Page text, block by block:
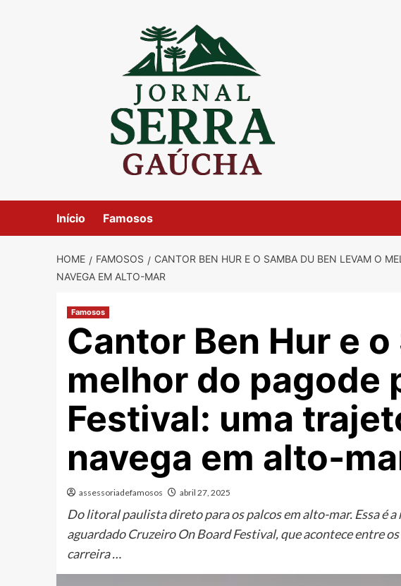
Início Famosos
HOME FAMOSOS
CANTOR BEN HUR E O SAMBA DU BEN LEVAM O
NAVEGA EM ALTO-MAR
Famosos
Cantor Ben Hur e
melhor do pagode
Festival: uma
navega em alto-
assessoriadefamosos abril 27, 2025
Do litoral paulista direto para os palcos em alto-mar. Essa é
aguardado Cruzeiro On Board Festival, que acontece entre
carreira …